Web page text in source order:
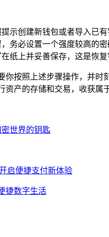
示创建新钱包或者导入已
务必设置一个强度较高的
纸上并妥善保存，这是恢
你按照上述步骤操作，并
产的存储和交易，收获属
密世界的钥匙
启便捷支付新体验
捷数字生活